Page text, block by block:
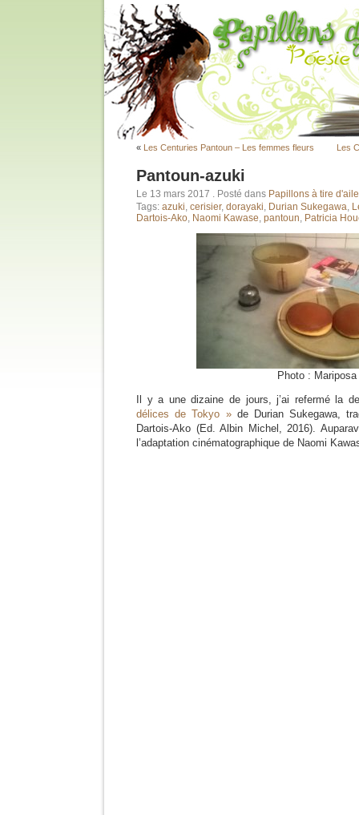
« Les Centuries Pantoun – Les femmes fleurs Les
Pantoun-azuki
Le 13 mars 2017 . Posté dans Papillons à tire d'aile
Tags: azuki, cerisier, dorayaki, Durian Sukegawa,
Dartois-Ako, Naomi Kawase, pantoun, Patricia
Photo : Mariposa
Il y a une dizaine de jours, j’ai refermé la
délices de Tokyo »de Durian Sukegawa,
Dartois-Ako (Ed. Albin Michel, 2016).
l’adaptation cinématographique de Naomi